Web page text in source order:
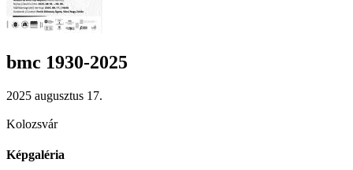
bmc 1930-2025
2025 augusztus 17.
Kolozsvár
Képgaléria